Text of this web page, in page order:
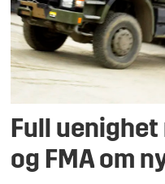
Full
og FMA om